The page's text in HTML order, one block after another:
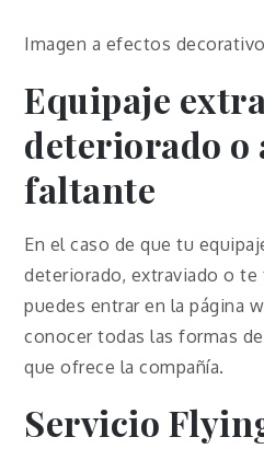
Imagen a efectos
Equipaje
deteriorado
faltante
En el caso de que tu
deteriorado, extraviado o te
puedes entrar en la página
conocer todas las formas
que ofrece la compañía.
Servicio